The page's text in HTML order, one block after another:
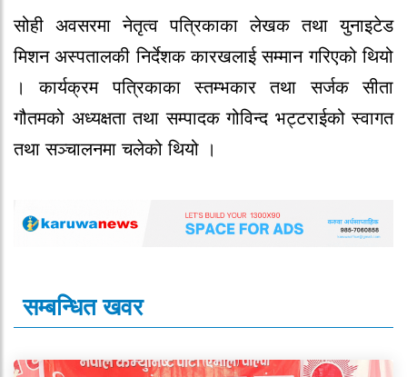
सोही अवसरमा नेतृत्व पत्रिकाका लेखक तथा युनाइटेड
मिशन अस्पतालकी निर्देशक कारखलाई सम्मान गरिएको थियो
। कार्यक्रम पत्रिकाका स्तम्भकार तथा सर्जक सीता
गौतमको अध्यक्षता तथा सम्पादक गोविन्द भट्टराईको स्वागत
तथा सञ्चालनमा चलेको थियो ।
सम्बन्धित खवर